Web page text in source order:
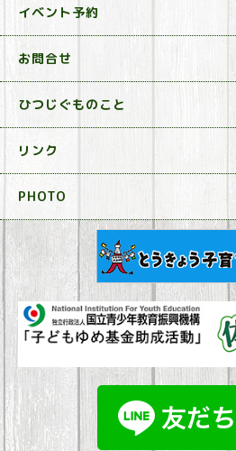
イベント予約
お問合せ
ひつじぐものこと
リンク
PHOTO